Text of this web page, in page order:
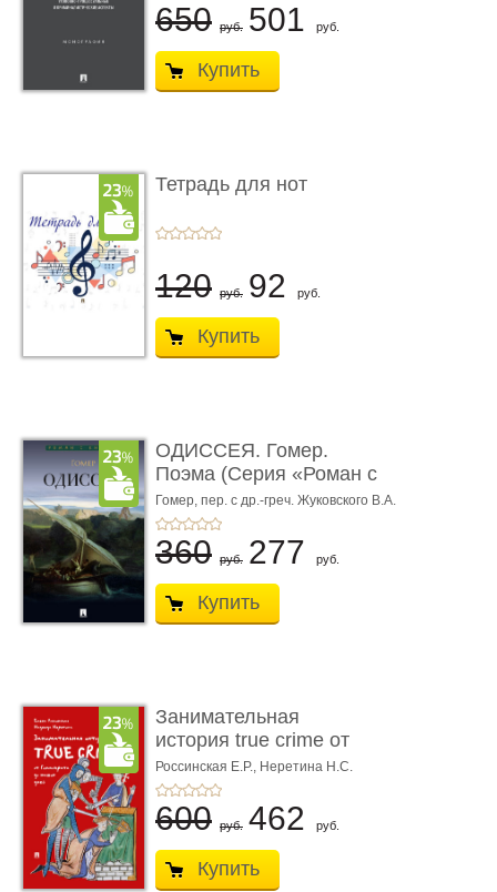
650 руб. 501 руб.
Купить
Тетрадь для нот
120 руб. 92 руб.
Купить
ОДИССЕЯ. Гомер.
Поэма (Серия «Роман с
книгой»)
Гомер, пер. с др.-греч. Жуковского В.А.
360 руб. 277 руб.
Купить
Занимательная
история true crime от
Гиппократа до � ...
Россинская Е.Р., Неретина Н.С.
600 руб. 462 руб.
Купить